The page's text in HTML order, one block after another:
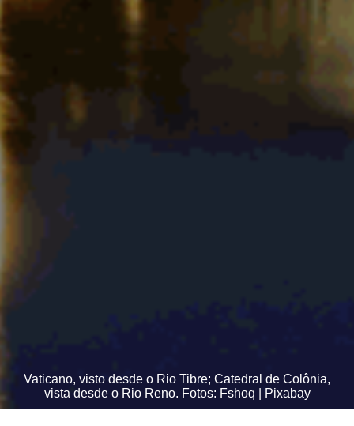
Vaticano, visto desde o Rio Tibre; Catedral de Colônia,
vista desde o Rio Reno. Fotos: Fshoq | Pixabay